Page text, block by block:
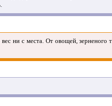
ни с места. От овощей, зерненого